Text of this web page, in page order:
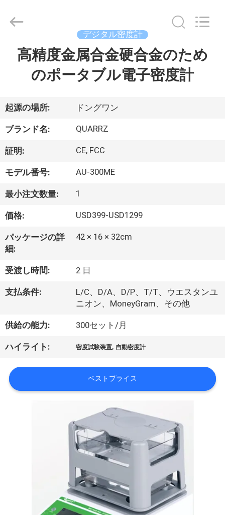
品
私
達
に
い
て
場
旅
行
品
質
Copyright
Guangdong Hongtuo Instrument Technology Co.,Ltd.
Reserved.
Developed
デジタル密度計
高精度金属合金硬合金のため
のポータブル電子密度計
起源の場所: ドングワン
ブランド名: QUARRZ
証明: CE, FCC
モデル番号: AU-300ME
最小注文数量: 1
価格: USD399-USD1299
パッケージの詳
細:
42 × 16 × 32cm
受渡し時間: 2 日
支払条件:
L/C、D/A、D/P、T/T、ウエスタンユ
ニオン、MoneyGram、その他
供給の能力: 300セット/月
ハイライト: 密度試験装置, 自動密度計
ベストプライス